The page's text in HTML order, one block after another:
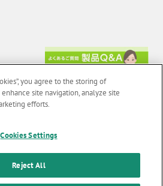
止 |お問い合わせ| 当サイトの利用条件|
ポリシー| 透明性に関する指針|
you agree to the storing of
site navigation, analyze site
efforts.
Cookies Settings
Reject All